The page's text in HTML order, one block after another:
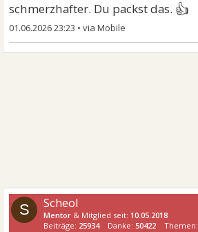
schmerzhafter. Du packst das. 👍
01.06.2026 23:23 •
S Scheol
Mentor & Mitglied seit: 10.05.2018
Beiträge: 25934 Danke:50422 Themen: